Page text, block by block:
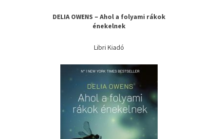
DELIA OWENS – Ahol a folyami rákok
énekelnek
Libri Kiadó